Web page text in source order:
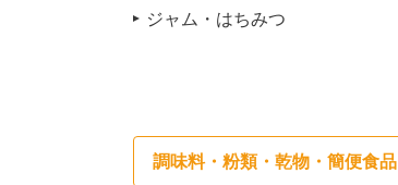
ジャム・はちみつ
調味料・粉類・乾物・簡便食品